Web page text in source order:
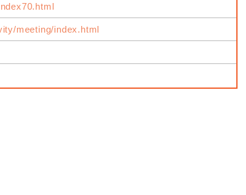
meeting/index.html